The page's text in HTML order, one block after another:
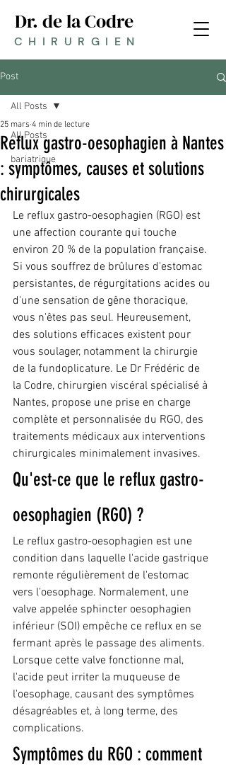
Dr. de la Codre
CHIRURGIEN
Post
All Posts
bariatrique
All Posts
Reflux gastro-oesophagien à Nantes
: symptômes, causes et solutions
chirurgicales
25 mars 4 min de lecture
Le reflux gastro-oesophagien (RGO) est
une affection courante qui touche
environ 20 % de la population française.
Si vous souffrez de brûlures d'estomac
persistantes, de régurgitations acides ou
d'une sensation de gêne thoracique,
vous n'êtes pas seul. Heureusement,
des solutions efficaces existent pour
vous soulager, notamment la chirurgie
de la fundoplicature. Le Dr Frédéric de
la Codre, chirurgien viscéral spécialisé à
Nantes, propose une prise en charge
complète et personnalisée du RGO, des
traitements médicaux aux interventions
chirurgicales minimalement invasives.
Qu'est-ce que le reflux gastro-
oesophagien (RGO) ?
Le reflux gastro-oesophagien est une
condition dans laquelle l'acide gastrique
remonte régulièrement de l'estomac
vers l'oesophage. Normalement, une
valve appelée sphincter oesophagien
inférieur (SOI) empêche ce reflux en se
fermant après le passage des aliments.
Lorsque cette valve fonctionne mal,
l'acide peut irriter la muqueuse de
l'oesophage, causant des symptômes
désagréables et, à long terme, des
complications.
Symptômes du RGO : comment